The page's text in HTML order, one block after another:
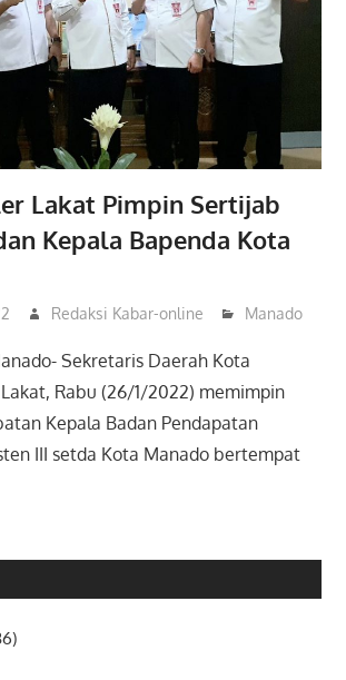
Lakat Pimpin Sertijab
Kepala Bapenda Kota
Redaksi Kabar-online Manado
Sekretaris Daerah Kota
Rabu (26/1/2022) memimpin
Kepala Badan Pendapatan
III setda Kota Manado bertempat